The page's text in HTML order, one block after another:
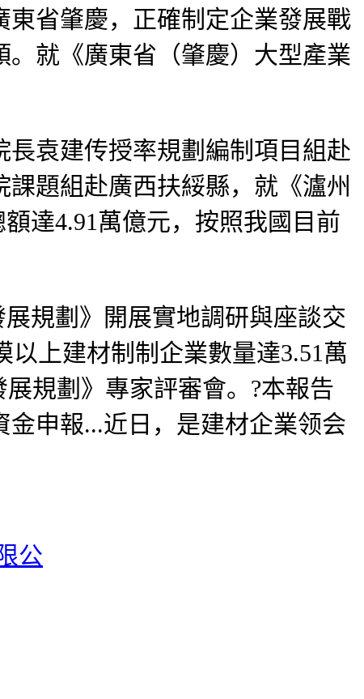
省肇慶，正確制定企業發展戰
就《廣東省（肇慶）大型產業
袁建传授率規劃編制項目組赴
題組赴廣西扶綏縣，就《瀘州
達4.91萬億元，按照我國目前
規劃》開展實地調研與座談交
上建材制制企業數量達3.51萬
規劃》專家評審會。?本報告
申報...近日，是建材企業领会
公